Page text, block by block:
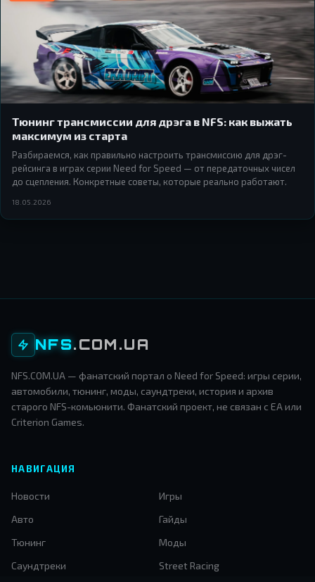
Тюнинг трансмиссии для дрэга в NFS: как выжать
максимум из старта
Разбираемся, как правильно настроить трансмиссию для дрэг-
рейсинга в играх серии Need for Speed — от передаточных чисел
до сцепления. Конкретные советы, которые реально работают.
18.05.2026
NFS.COM.UA
NFS.COM.UA — фанатский портал о Need for Speed: игры серии,
автомобили, тюнинг, моды, саундтреки, история и архив
старого NFS-комьюнити. Фанатский проект, не связан с EA или
Criterion Games.
НАВИГАЦИЯ
Новости
Игры
Авто
Гайды
Тюнинг
Моды
Саундтреки
Street Racing